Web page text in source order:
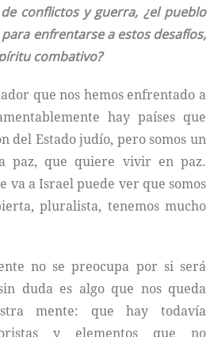
conflictos y guerra, ¿el pueblo
enfrentarse a estos desafíos,
combativo?
que nos hemos enfrentado a
hay países que
del Estado judío, pero somos un
paz, que quiere vivir en paz.
va a Israel puede ver que somos
pluralista, tenemos mucho
no se preocupa por si será
duda es algo que nos queda
mente: que hay todavía
y elementos que no